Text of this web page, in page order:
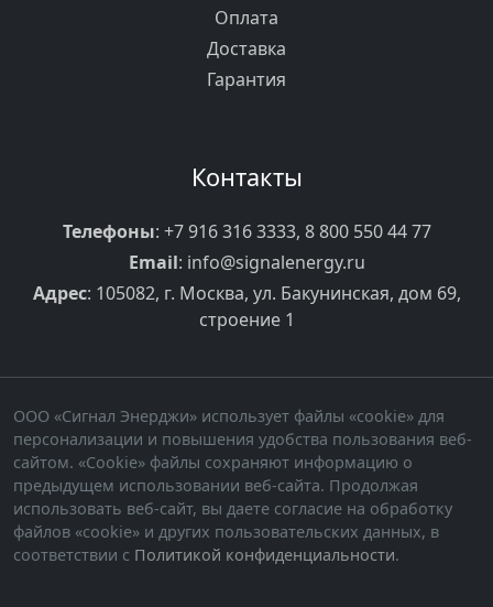
Оплата
Доставка
Гарантия
Контакты
Телефоны: +7 916 316 3333, 8 800 550 44 77
Email: info@signalenergy.ru
Адрес: 105082, г. Москва, ул. Бакунинская, дом 69,
строение 1
ООО «Сигнал Энерджи» использует файлы «cookie» для
персонализации и повышения удобства пользования веб-
сайтом. «Cookie» файлы сохраняют информацию о
предыдущем использовании веб-сайта. Продолжая
использовать веб-сайт, вы даете согласие на обработку
файлов «cookie» и других пользовательских данных, в
соответствии с Политикой конфиденциальности.